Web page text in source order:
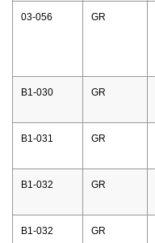
03-056 GR
B1-030 GR
B1-031 GR
B1-032 GR
B1-032 GR